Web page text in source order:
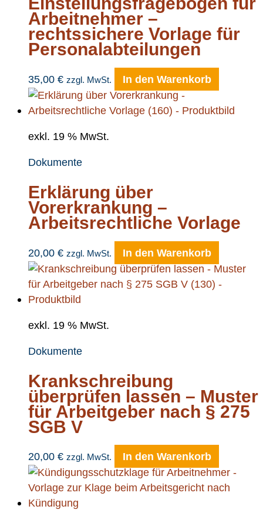
Arbeitnehmer –
rechtssichere Vorlage für
Personalabteilungen
35,00 € zzgl. MwSt. In den Warenkorb
exkl. 19 % MwSt.
Dokumente
Erklärung über
Vorerkrankung –
Arbeitsrechtliche Vorlage
20,00 € zzgl. MwSt. In den Warenkorb
exkl. 19 % MwSt.
Dokumente
Krankschreibung
überprüfen lassen – Muster
für Arbeitgeber nach § 275
SGB V
20,00 € zzgl. MwSt. In den Warenkorb